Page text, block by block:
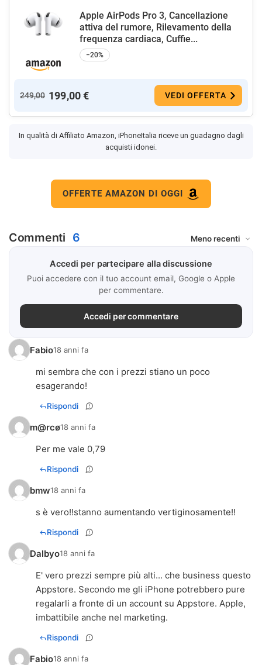
Apple AirPods Pro 3, Cancellazione
attiva del rumore, Rilevamento della
frequenza cardiaca, Cuffie...
−20%
249,00 199,00 € VEDI OFFERTA
In qualità di Affiliato Amazon, iPhoneItalia riceve un guadagno dagli
acquisti idonei.
OFFERTE AMAZON DI OGGI
Commenti 6
Accedi per partecipare alla discussione
Puoi accedere con il tuo account email, Google o Apple
per commentare.
Accedi per commentare
Fabio18 anni fa
mi sembra che con i prezzi stiano un poco
esagerando!
Rispondi
m@rcø18 anni fa
Per me vale 0,79
Rispondi
bmw18 anni fa
s è vero!!stanno aumentando vertiginosamente!!
Rispondi
Dalbyo18 anni fa
E' vero prezzi sempre più alti... che business questo
Appstore. Secondo me gli iPhone potrebbero pure
regalarli a fronte di un account su Appstore. Apple,
imbattibile anche nel marketing.
Rispondi
Fabio18 anni fa